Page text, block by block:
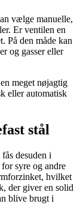
vælge manuelle,
Er ventilen en
På den måde kan
og gasser eller
meget nøjagtig
eller automatisk
stål
desuden i
syre og andre
hvilket
der giver en solid
blive brugt i